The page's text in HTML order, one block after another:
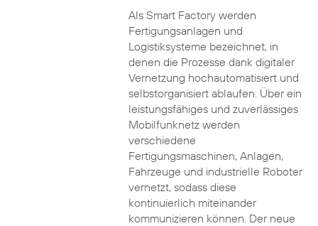
Als Smart Factory werden
Fertigungsanlagen und
Logistiksysteme bezeichnet, in
denen die Prozesse dank digitaler
Vernetzung hochautomatisiert und
selbstorganisiert ablaufen. Über ein
leistungsfähiges und zuverlässiges
Mobilfunknetz werden
verschiedene
Fertigungsmaschinen, Anlagen,
Fahrzeuge und industrielle Roboter
vernetzt, sodass diese
kontinuierlich miteinander
kommunizieren können. Der neue